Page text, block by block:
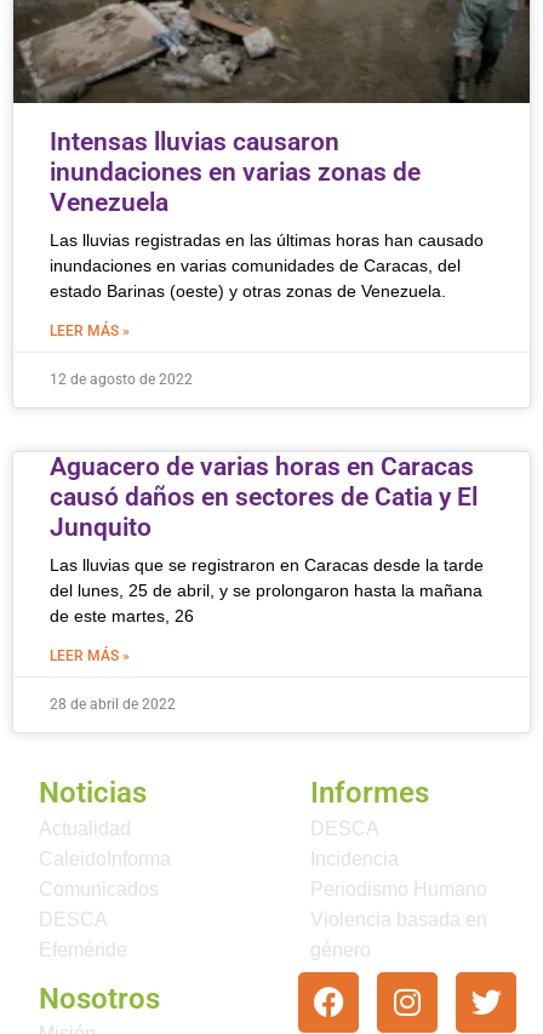
Intensas lluvias causaron
inundaciones en varias zonas de
Venezuela
Las lluvias registradas en las últimas horas han causado
inundaciones en varias comunidades de Caracas, del
estado Barinas (oeste) y otras zonas de Venezuela.
LEER MÁS »
12 de agosto de 2022
Aguacero de varias horas en Caracas
causó daños en sectores de Catia y El
Junquito
Las lluvias que se registraron en Caracas desde la tarde
del lunes, 25 de abril, y se prolongaron hasta la mañana
de este martes, 26
LEER MÁS »
28 de abril de 2022
Noticias
Actualidad
CaleidoInforma
Comunicados
DESCA
Efeméride
Informes
DESCA
Incidencia
Periodismo Humano
Violencia basada en
género
Nosotros